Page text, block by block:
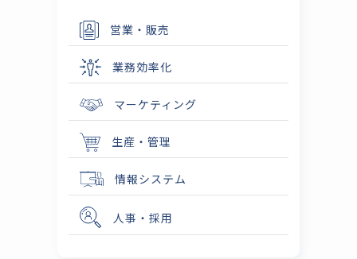
営業・販売
業務効率化
マーケティング
生産・管理
情報システム
人事・採用